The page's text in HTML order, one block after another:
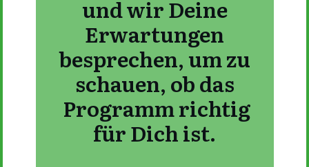
und wir Deine
Erwartungen
besprechen, um zu
schauen, ob das
Programm richtig
für Dich ist.